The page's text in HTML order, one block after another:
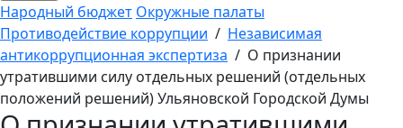
Народный бюджет Окружные палаты
Противодействие коррупции / Независимая
антикоррупционная экспертиза / О признании
утратившими силу отдельных решений (отдельных
положений решений) Ульяновской Городской Думы